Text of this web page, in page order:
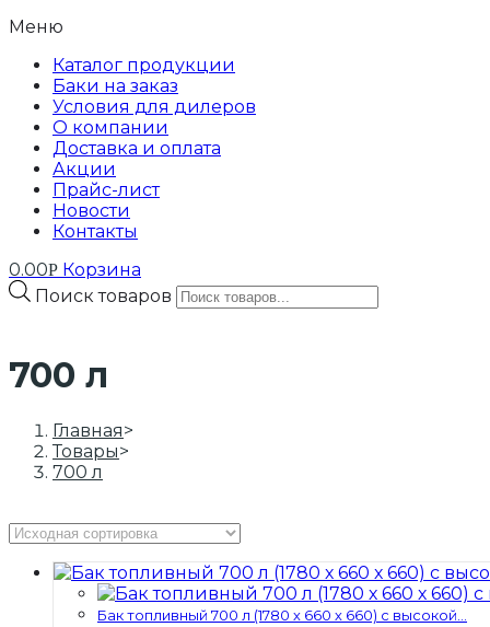
Меню
Каталог продукции
Баки на заказ
Условия для дилеров
О компании
Доставка и оплата
Акции
Прайс-лист
Новости
Контакты
0.00Р Корзина
Поиск товаров
700 л
Главная>
Товары>
700 л
Бак топливный 700 л (1780 х 660 х 660) с высокой...